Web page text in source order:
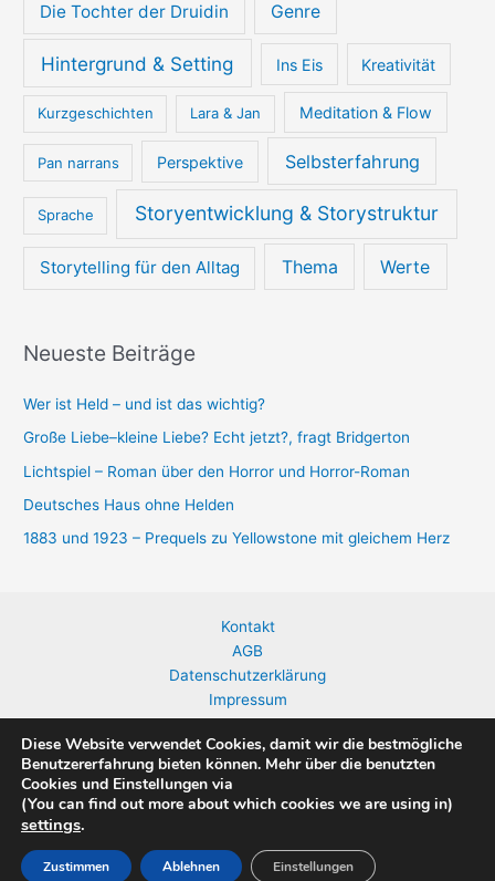
Die Tochter der Druidin Genre
Hintergrund & Setting Ins Eis Kreativität
Kurzgeschichten Lara & Jan Meditation & Flow
Pan narrans Perspektive Selbsterfahrung
Sprache Storyentwicklung & Storystruktur
Storytelling für den Alltag Thema Werte
Neueste Beiträge
Wer ist Held – und ist das wichtig?
Große Liebe–kleine Liebe? Echt jetzt?, fragt Bridgerton
Lichtspiel – Roman über den Horror und Horror-Roman
Deutsches Haus ohne Helden
1883 und 1923 – Prequels zu Yellowstone mit gleichem Herz
Kontakt
AGB
Datenschutzerklärung
Impressum
Widerrufsbelehrung
Copyright © 2026 Birgit Jaeckel | Präsentiert von Astra-WordPress-
Diese Website verwendet Cookies, damit wir die bestmögliche
Benutzererfahrung bieten können. Mehr über die benutzten
Cookies und Einstellungen via
(You can find out more about which cookies we are using in)
settings.
Zustimmen Ablehnen Einstellungen